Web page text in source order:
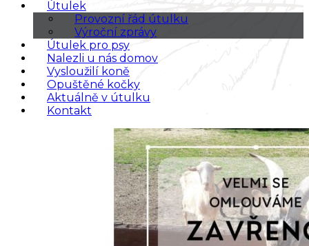
Útulek
Provozní řád útulku
Výroční zprávy
Útulek pro psy
Nalezli u nás domov
Vysloužilí koně
Opuštěné kočky
Aktuálně v útulku
Kontakt